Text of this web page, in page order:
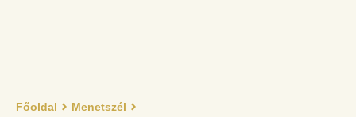
Főoldal
Menetszél